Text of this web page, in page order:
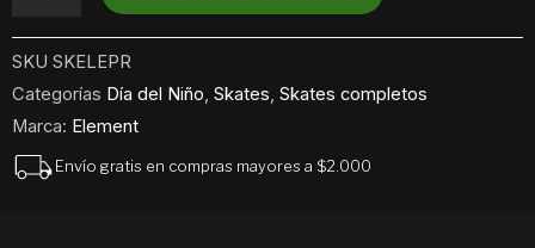
cantidad
SKU SKELEPR
Categorías Día del Niño, Skates, Skates completos
Marca: Element
Envío gratis en compras mayores a $2.000